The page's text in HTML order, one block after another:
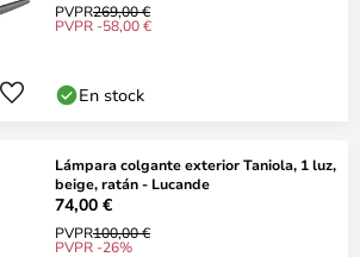
PVPR269,00 €
PVPR -58,00 €
En stock
Lámpara colgante exterior Taniola, 1 luz,
beige, ratán - Lucande
74,00 €
PVPR100,00 €
PVPR -26%